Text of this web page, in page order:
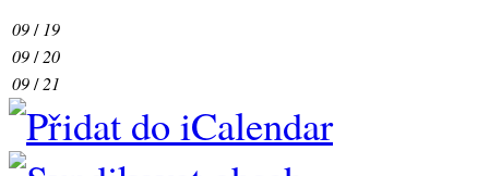
09/ 19
09/20
09/21